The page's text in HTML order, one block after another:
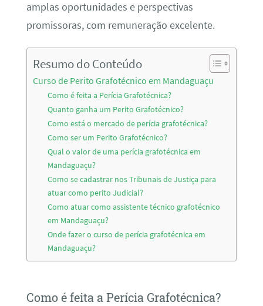
amplas oportunidades e perspectivas
promissoras, com remuneração excelente.
Resumo do Conteúdo
Curso de Perito Grafotécnico em Mandaguaçu
Como é feita a Perícia Grafotécnica?
Quanto ganha um Perito Grafotécnico?
Como está o mercado de perícia grafotécnica?
Como ser um Perito Grafotécnico?
Qual o valor de uma perícia grafotécnica em
Mandaguaçu?
Como se cadastrar nos Tribunais de Justiça para
atuar como perito Judicial?
Como atuar como assistente técnico grafotécnico
em Mandaguaçu?
Onde fazer o curso de perícia grafotécnica em
Mandaguaçu?
Como é feita a Perícia Grafotécnica?